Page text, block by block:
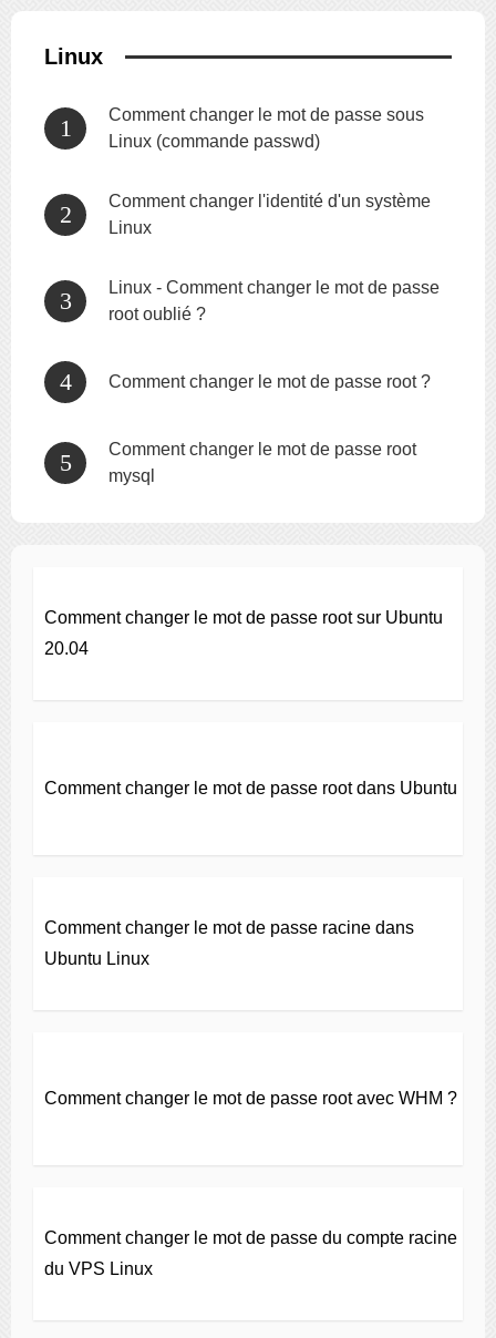
Linux
Comment changer le mot de passe sous
Linux (commande passwd)
Comment changer l'identité d'un système
Linux
Linux - Comment changer le mot de passe
root oublié ?
Comment changer le mot de passe root ?
Comment changer le mot de passe root
mysql
Comment changer le mot de passe root sur Ubuntu
20.04
Comment changer le mot de passe root dans Ubuntu
Comment changer le mot de passe racine dans
Ubuntu Linux
Comment changer le mot de passe root avec WHM ?
Comment changer le mot de passe du compte racine
du VPS Linux